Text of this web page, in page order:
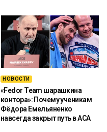
НОВОСТИ
«Fedor Team шарашкина
контора»: Почему ученикам
Фёдора Емельяненко
навсегда закрыт путь в ACA